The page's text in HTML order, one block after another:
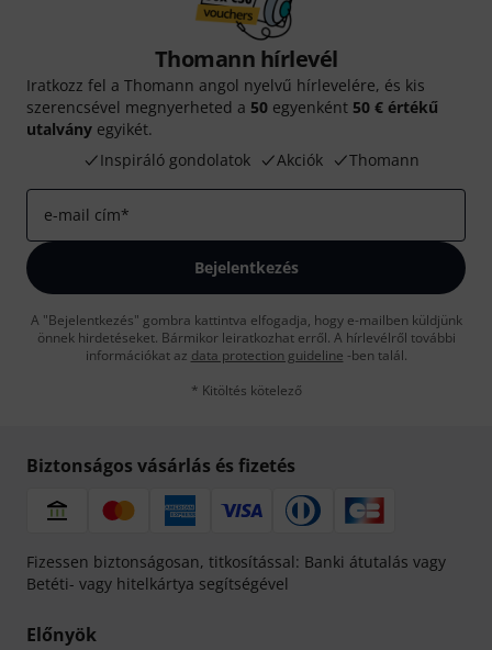
Thomann hírlevél
Iratkozz fel a Thomann angol nyelvű hírlevelére, és kis
szerencsével megnyerheted a 50 egyenként 50 € értékű
utalvány egyikét.
Inspiráló gondolatok
Akciók Thomann
e-mail cím*
Bejelentkezés
A "Bejelentkezés" gombra kattintva elfogadja, hogy e-mailben küldjünk
önnek hirdetéseket. Bármikor leiratkozhat erről. A hírlevélről további
információkat az data protection guideline -ben talál.
* Kitöltés kötelező
Biztonságos vásárlás és fizetés
Fizessen biztonságosan, titkosítással: Banki átutalás vagy
Betéti- vagy hitelkártya segítségével
Előnyök